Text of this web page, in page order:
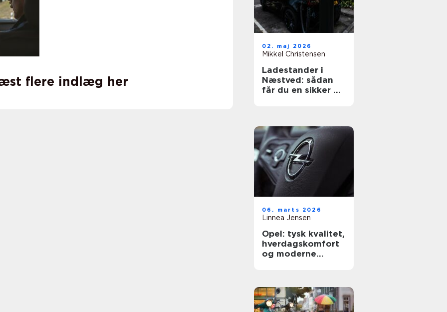
flere indlæg her
02. maj 2026
Mikkel Christensen
Ladestander i
Næstved: sådan
får du en sikker og
06. marts 2026
Linnea Jensen
Opel: tysk kvalitet,
hverdagskomfort
og moderne